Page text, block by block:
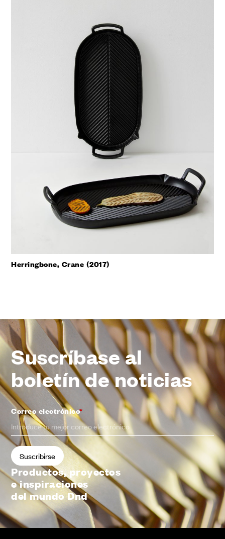
Herringbone, Crane (2017)
Suscríbase al
boletín de noticias
Correo electrónico*
Productos, proyectos
e inspiraciones
del mundo Dnd